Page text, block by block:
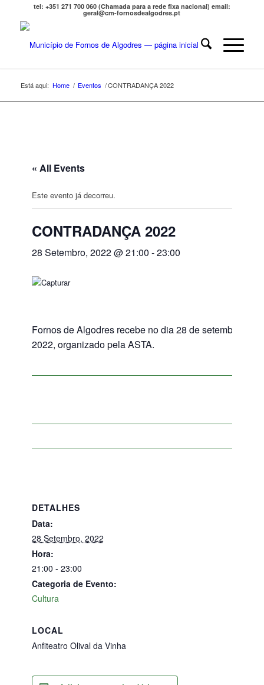
tel: +351 271 700 060 (Chamada para a rede fixa nacional) email:
geral@cm-fornosdealgodres.pt
Está aqui: Home / Eventos /CONTRADANÇA 2022
« All Events
Este evento já decorreu.
CONTRADANÇA 2022
28 Setembro, 2022 @ 21:00 -23:00
Fornos de Algodres recebe no dia 28 de setembro, o
2022, organizado pela ASTA.
DETALHES
Data:
28 Setembro, 2022
Hora:
21:00 - 23:00
Categoria de Evento:
Cultura
LOCAL
Anfiteatro Olival da Vinha